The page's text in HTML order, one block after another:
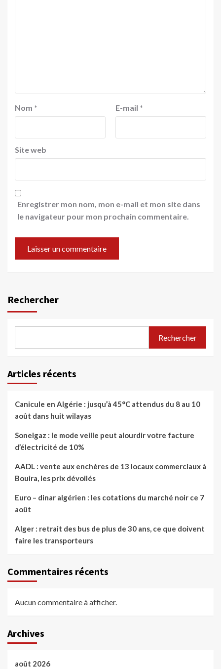
Nom * E-mail *
Site web
Enregistrer mon nom, mon e-mail et mon site dans
le navigateur pour mon prochain commentaire.
Rechercher
Rechercher
Articles récents
Canicule en Algérie : jusqu’à 45°C attendus du 8 au 10
août dans huit wilayas
Sonelgaz : le mode veille peut alourdir votre facture
d’électricité de 10%
AADL : vente aux enchères de 13 locaux commerciaux à
Bouira, les prix dévoilés
Euro – dinar algérien : les cotations du marché noir ce 7
août
Alger : retrait des bus de plus de 30 ans, ce que doivent
faire les transporteurs
Commentaires récents
Aucun commentaire à afficher.
Archives
août 2026